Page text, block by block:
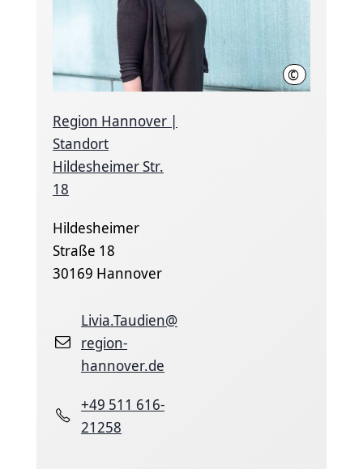
© Region
Region Hannover |
Standort
Hildesheimer Str.
18
Hildesheimer
Straße 18
30169 Hannover
Livia.Taudien@
region-
hannover.de
+49 511 616-
21258